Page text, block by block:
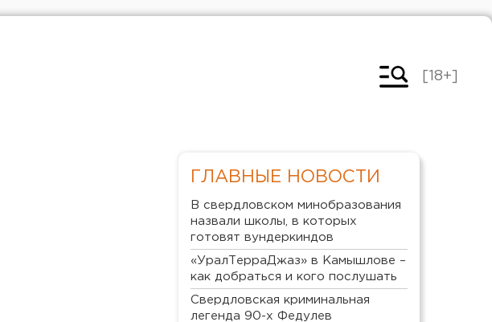
[18+]
ГЛАВНЫЕ НОВОСТИ
В свердловском минобразования
назвали школы, в которых
готовят вундеркиндов
«УралТерраДжаз» в Камышлове –
как добраться и кого послушать
Свердловская криминальная
легенда 90-х Федулев